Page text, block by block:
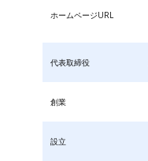
ホームページURL
代表取締役
創業
設立